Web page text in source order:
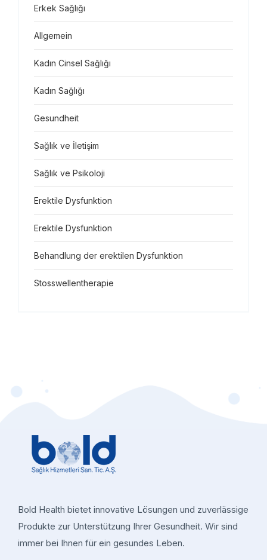
Erkek Sağlığı
Allgemein
Kadın Cinsel Sağlığı
Kadın Sağlığı
Gesundheit
Sağlık ve İletişim
Sağlık ve Psikoloji
Erektile Dysfunktion
Erektile Dysfunktion
Behandlung der erektilen Dysfunktion
Stosswellentherapie
Bold Health bietet innovative Lösungen und zuverlässige
Produkte zur Unterstützung Ihrer Gesundheit. Wir sind
immer bei Ihnen für ein gesundes Leben.